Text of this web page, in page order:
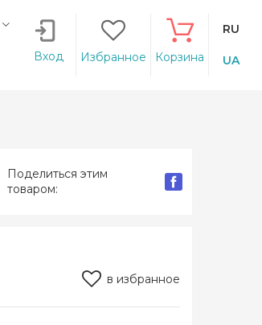
Вход Избранное Корзина
RU
UA
Поделиться этим
товаром:
в избранное